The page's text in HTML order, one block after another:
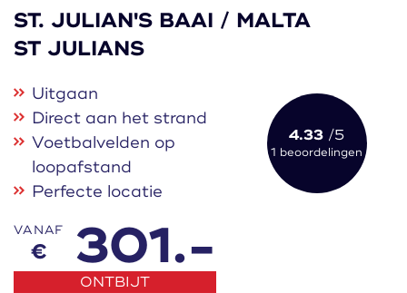
ST. JULIAN'S BAAI / MALTA
ST JULIANS
Uitgaan
Direct aan het strand
Voetbalvelden op
loopafstand
Perfecte locatie
4.33 /5
1 beoordelingen
VANAF
€ 301.-
ONTBIJT